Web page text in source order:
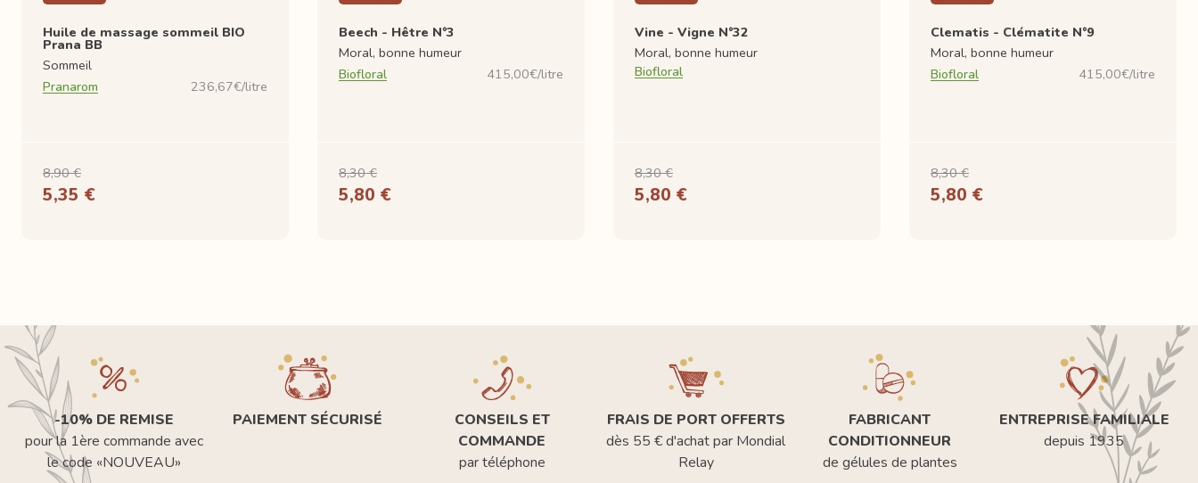
Huile de massage sommeil BIO
Prana BB
Sommeil
Pranarom
236,67€/litre
8,90 €
5,35 €
Beech - Hêtre N°3
Moral, bonne humeur
Biofloral
415,00€/litre
8,30 €
5,80 €
Vine - Vigne N°32
Moral, bonne humeur
Biofloral
8,30 €
5,80 €
Clematis - Clématite N°9
Moral, bonne humeur
Biofloral
415,00€/litre
8,30 €
5,80 €
-10% DE REMISE
pour la 1ère commande avec
le code «NOUVEAU»
PAIEMENT SÉCURISÉ
CONSEILS ET
COMMANDE
par téléphone
FRAIS DE PORT OFFERTS
dès 55 € d'achat par Mondial
Relay
FABRICANT
CONDITIONNEUR
de gélules de plantes
ENTREPRISE FAMILIALE
depuis 1935